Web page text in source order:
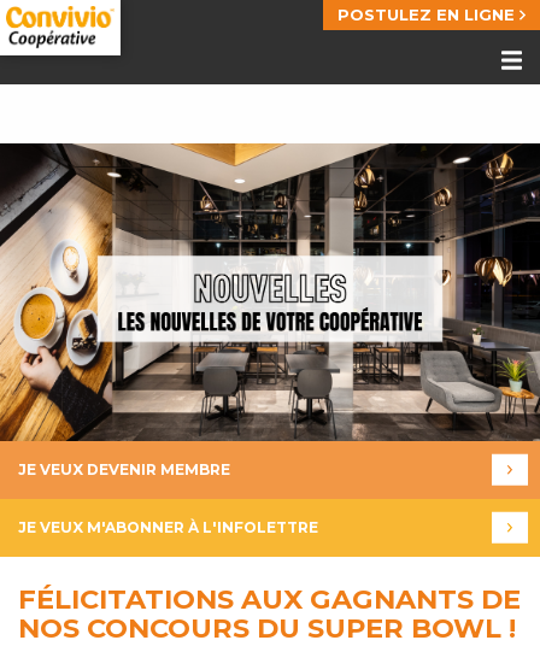
POSTULEZ EN LIGNE
JE VEUX DEVENIR MEMBRE
JE VEUX M'ABONNER À L'INFOLETTRE
FÉLICITATIONS AUX GAGNANTS DE
NOS CONCOURS DU SUPER BOWL !